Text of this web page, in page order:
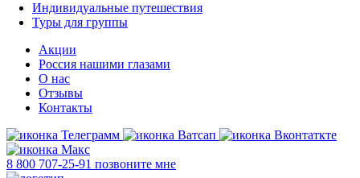
Индивидуальные путешествия
Туры для группы
Акции
Россия нашими глазами
О нас
Отзывы
Контакты
8 800 707-25-91 позвоните мне